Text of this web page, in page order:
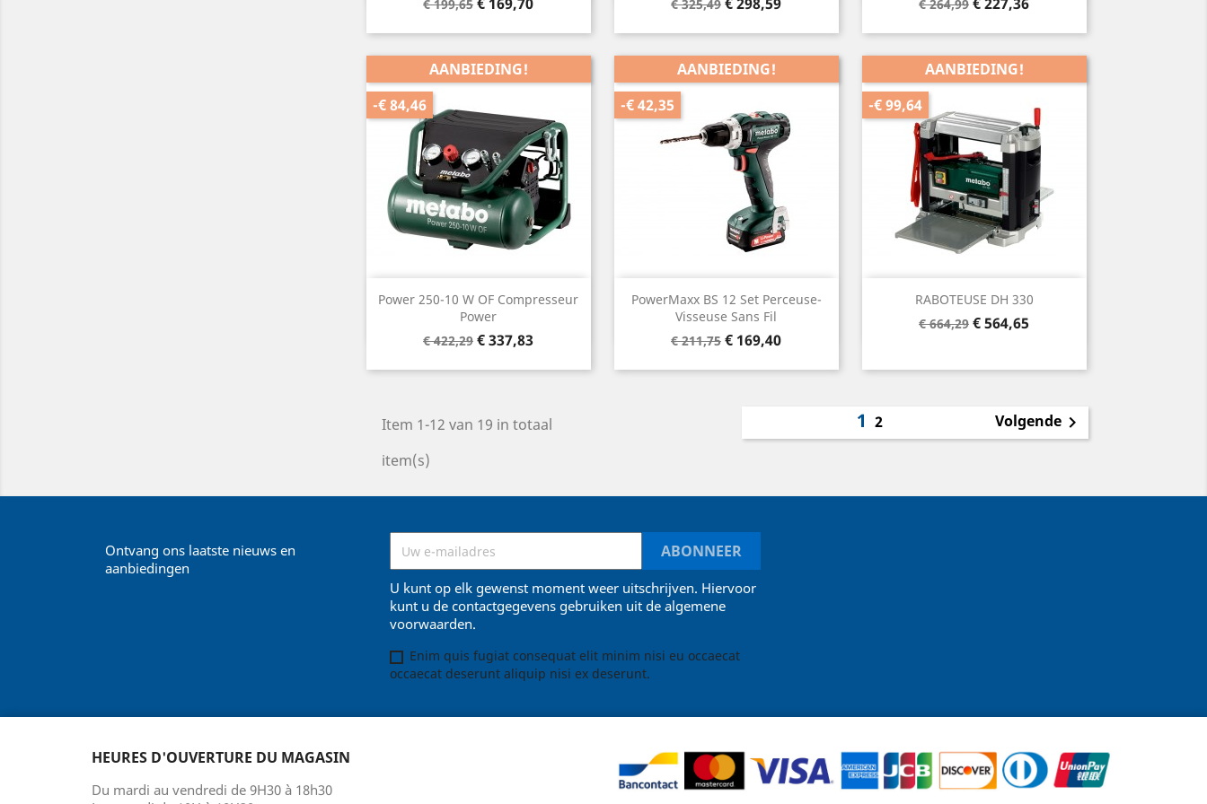
€ 199,65 € 325,49 € 264,99
Power 250-10 W OF Compresseur
Power
Normale
€ 422,29 Prijs
€ 337,83
AANBIEDING!
-€ 84,46
Snel bekijken
PowerMaxx BS 12 Set Perceuse-
Visseuse Sans Fil
Normale
€ 211,75 Prijs
€ 169,40
AANBIEDING!
-€ 42,35
Snel bekijken RABOTEUSE DH 330
Normale
€ 664,29 Prijs
€ 564,65
AANBIEDING!
-€ 99,64
Snel bekijken
Item 1-12 van 19 in totaal
item(s)
12 Volgende
Ontvang ons laatste nieuws en
aanbiedingen
U kunt op elk gewenst moment weer uitschrijven. Hiervoor
kunt u de contactgegevens gebruiken uit de algemene
voorwaarden.
Enim quis fugiat consequat elit minim nisi eu occaecat
occaecat deserunt aliquip nisi ex deserunt.
HEURES D'OUVERTURE DU MAGASIN
Du mardi au vendredi de 9H30 à 18h30